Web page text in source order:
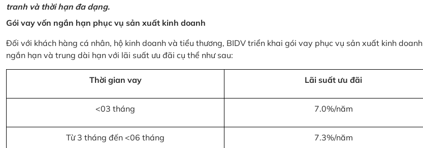
tranh và thời hạn đa dạng.
Gói vay vốn ngắn hạn phục vụ sản xuất kinh doanh
Đối với khách hàng cá nhân, hộ kinh doanh và tiểu thương, BIDV triển khai gói vay phục vụ sản xuất kinh doanh
ngắn hạn và trung dài hạn với lãi suất ưu đãi cụ thể như sau:
Thời gian vay Lãi suất ưu đãi
<03 tháng 7.0%/năm
Từ 3 tháng đến <06 tháng 7.3%/năm